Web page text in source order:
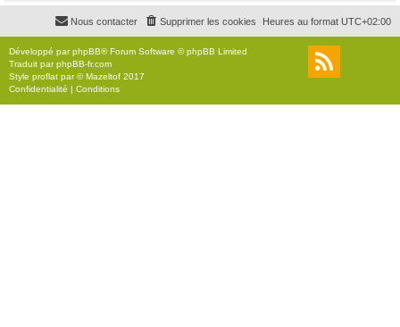
r
c
r
Heures au format UTC+02:00
Supprimer les cookies
Nous contacter
Développé parphpBB® Forum Software © phpBB Limited
Traduit parphpBB-fr.com
Style proflat par ©Mazeltof 2017
Confidentialité | Conditions